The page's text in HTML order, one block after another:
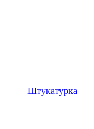
Штукатурка